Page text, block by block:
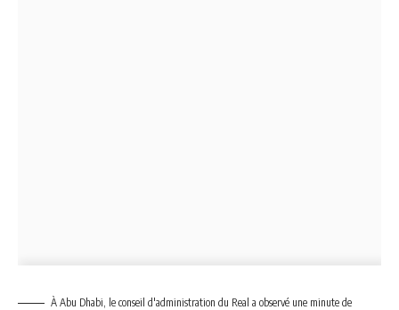
À Abu Dhabi, le conseil d'administration du Real a observé une minute de